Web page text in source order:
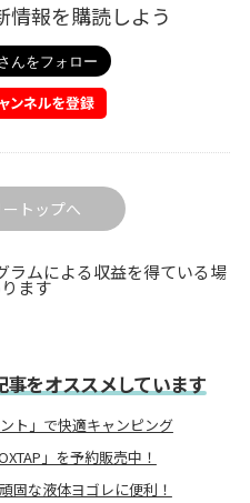
情報を購読しよう
トップへ
ラムによる収益を得ている場
ます
をオススメしています
ト」で快適キャンピング
」を予約販売中！
固な液体ヨゴレに便利！